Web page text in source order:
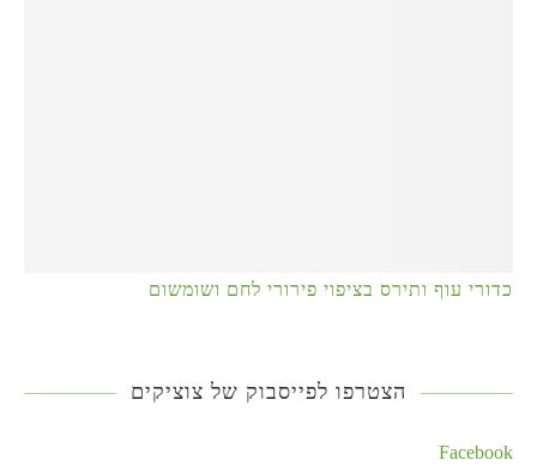
כדורי עוף ותירס בציפוי פירורי לחם ושומשום
הצטרפו לפייסבוק של צוציקים
Facebook